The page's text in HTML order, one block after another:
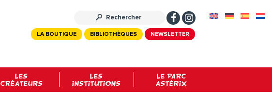
NEWSLETTER
BIBLIOTHÈQUES
LA BOUTIQUE
LES
CRÉATEURS
LES
INSTITUTIONS
LE PARC
ASTÉRIX